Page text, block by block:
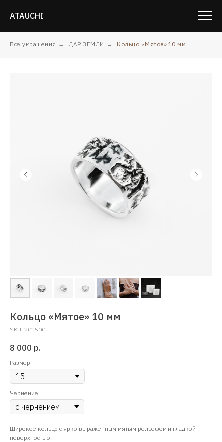
ATAUCHI
Все украшения → ДАР ЗЕМЛИ → Кольцо «Мятое» 10 мм
Кольцо «Мятое» 10 мм
SKU: 201500
8 000 р.
Размер
Чернение
Широкое кольцо c ярко выраженным мятым рельефом и гладкой
поверхностью.